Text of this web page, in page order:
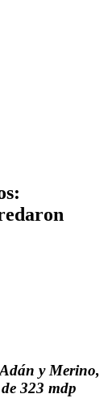
y Merino,
323 mdp